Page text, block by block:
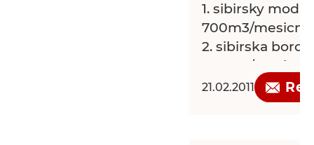
1. sibirsky
700m3/mesicne
2. sibirska
700m3/mesicne
3. sibirsky cedr
21.02.2011